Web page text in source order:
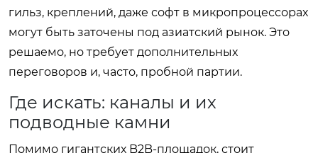
гильз, креплений, даже софт в микропроцессорах
могут быть заточены под азиатский рынок. Это
решаемо, но требует дополнительных
переговоров и, часто, пробной партии.
Где искать: каналы и их
подводные камни
Помимо гигантских B2B-площадок, стоит